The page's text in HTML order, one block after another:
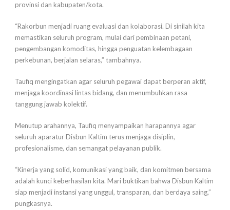
provinsi dan kabupaten/kota.
“Rakorbun menjadi ruang evaluasi dan kolaborasi. Di sinilah kita
memastikan seluruh program, mulai dari pembinaan petani,
pengembangan komoditas, hingga penguatan kelembagaan
perkebunan, berjalan selaras,” tambahnya.
Taufiq mengingatkan agar seluruh pegawai dapat berperan aktif,
menjaga koordinasi lintas bidang, dan menumbuhkan rasa
tanggung jawab kolektif.
Menutup arahannya, Taufiq menyampaikan harapannya agar
seluruh aparatur Disbun Kaltim terus menjaga disiplin,
profesionalisme, dan semangat pelayanan publik.
“Kinerja yang solid, komunikasi yang baik, dan komitmen bersama
adalah kunci keberhasilan kita. Mari buktikan bahwa Disbun Kaltim
siap menjadi instansi yang unggul, transparan, dan berdaya saing,”
pungkasnya.